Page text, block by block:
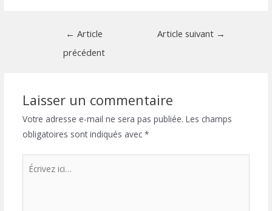
← Article
précédent
Article suivant →
Laisser un commentaire
Votre adresse e-mail ne sera pas publiée. Les champs
obligatoires sont indiqués avec *
Écrivez